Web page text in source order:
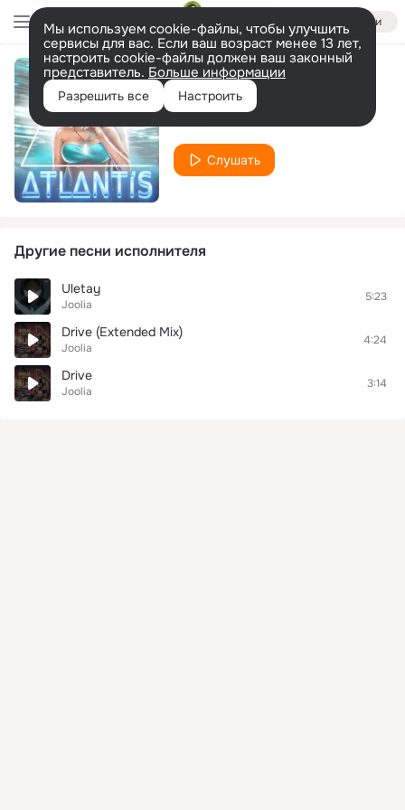
Войти
Мы используем cookie-файлы, чтобы улучшить
сервисы для вас. Если ваш возраст менее 13 лет,
настроить cookie-файлы должен ваш законный
представитель. Больше информации
Разрешить все Настроить
Atlantis
Слушать
Другие песни исполнителя
Uletay
Joolia
5:23
Drive (Extended Mix)
Joolia
4:24
Drive
Joolia
3:14